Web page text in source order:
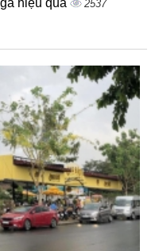
hiệu quả 2537